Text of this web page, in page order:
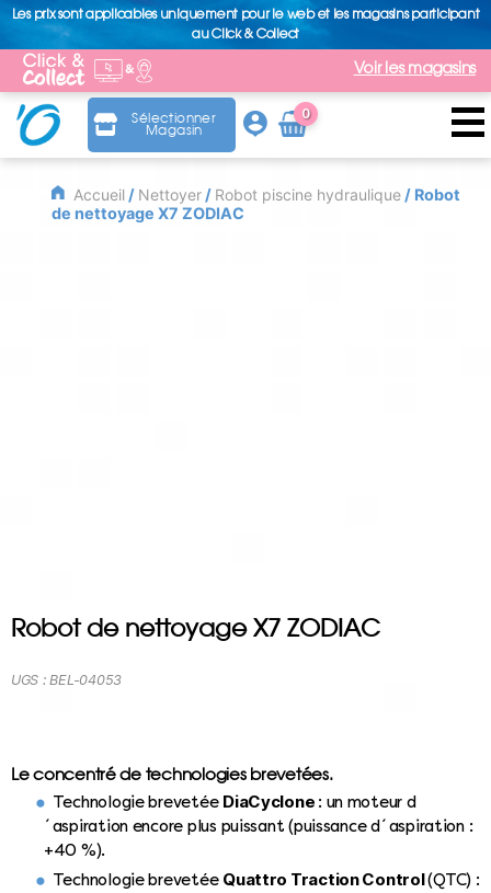
Les prix sont applicables uniquement pour le web et les magasins participant
au Click & Collect
Voir les magasins
Sélectionner
Magasin
0
Arti
cle
Accueil/ Nettoyer/ Robot piscine hydraulique/ Robot
de nettoyage X7 ZODIAC
Robot de nettoyage X7 ZODIAC
Le concentré de technologies brevetées.
Technologie brevetée DiaCyclone : un moteur d
´aspiration encore plus puissant (puissance d´aspiration :
+40 %).
Technologie brevetée Quattro Traction Control(QTC) :
UGS :BEL-04053